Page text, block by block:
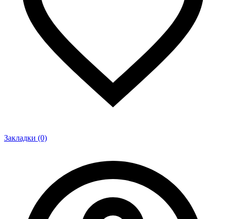
Закладки (0)